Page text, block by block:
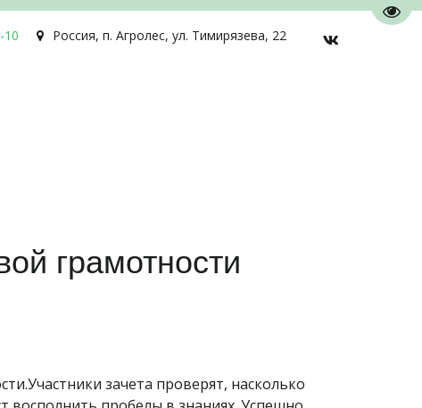
Россия, п. Агролес, ул. Тимирязева, 22
10
грамотности
зачета проверят, насколько